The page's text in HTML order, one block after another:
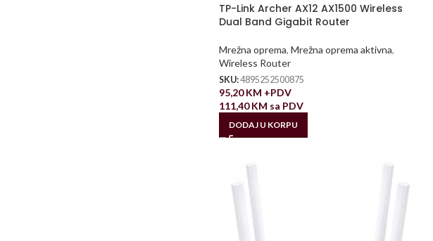
TP-Link Archer AX12 AX1500 Wireless
Dual Band Gigabit Router
Mrežna oprema, Mrežna oprema aktivna,
Wireless Router
SKU:4895252500875
95,20KM +PDV
111,40KM sa PDV
DODAJ U KORPU